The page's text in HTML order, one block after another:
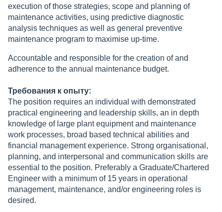
execution of those strategies, scope and planning of
maintenance activities, using predictive diagnostic
analysis techniques as well as general preventive
maintenance program to maximise up-time.
Accountable and responsible for the creation of and
adherence to the annual maintenance budget.
Требования к опыту:
The position requires an individual with demonstrated
practical engineering and leadership skills, an in depth
knowledge of large plant equipment and maintenance
work processes, broad based technical abilities and
financial management experience. Strong organisational,
planning, and interpersonal and communication skills are
essential to the position. Preferably a Graduate/Chartered
Engineer with a minimum of 15 years in operational
management, maintenance, and/or engineering roles is
desired.